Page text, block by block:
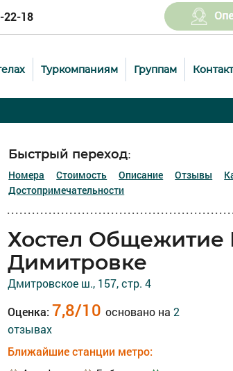
22-18
Туркомпаниям Группам
Быстрый переход:
Номера Стоимость Описание Отзывы
Достопримечательности
Хостел Общежитие
Димитровке
Дмитровское ш., 157, стр. 4
Оценка: 7,8/10 основано на2
отзывах
Ближайшие станции метро: